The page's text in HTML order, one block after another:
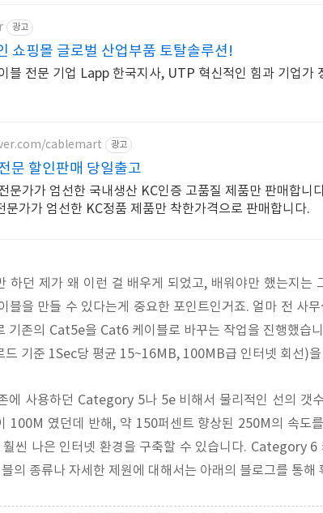
광고
쇼핑몰 글로벌 산업부품 토탈솔루션!
블 전문 기업 Lapp 한국지사, UTP 혁신적인 힘과 기업가
cablemart 광고
문 할인판매 당일출고
문가가 엄선한 국내생산 KC인증 고품질 제품만 판매합니
문가가 엄선한 KC정품 제품만 착한가격으로 판매합니다.
하던 제가 왜 이런 걸 배우게 되었고, 배워야만 했는지는
블을 만들 수 있다는게 중요한 포인트인거죠. 얼마 전 사
기존의 Cat5e을 Cat6 케이블로 바꾸는 작업을 진행했습
드 기준 1Sec당 평균 15~16MB, 100MB급 인터넷 회선)
에 사용하던 Category 5나 5e 비해서 물리적인 선의 갯
100M 였던데 반해, 약 150퍼센트 향상된 250M의 속도
씬 나은 인터넷 환경을 구축할 수 있습니다. Category 6
의 종류나 자세한 제원에 대해서는 아래의 블로그를 통해